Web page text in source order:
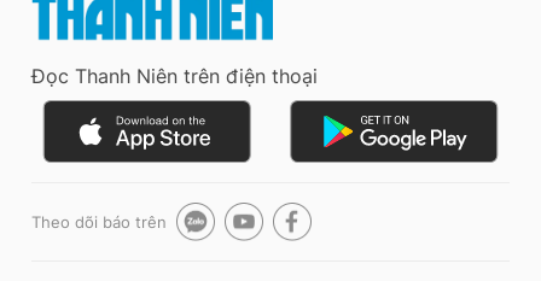
Đọc Thanh Niên trên điện thoại
Theo dõi báo trên